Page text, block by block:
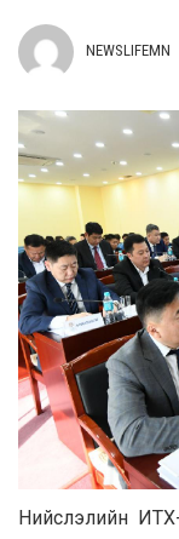
NEWSLIFEMN
Нийслэлийн